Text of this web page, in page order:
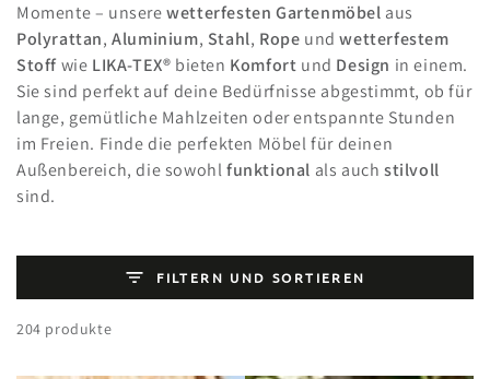
Momente – unserewetterfesten Gartenmöbel aus
Polyrattan,Aluminium, Stahl, Rope undwetterfestem
Stoffwie LIKA-TEX® bieten Komfort und Design in einem.
Sie sind perfekt auf deine Bedürfnisse abgestimmt, ob für
lange, gemütliche Mahlzeiten oder entspannte Stunden
im Freien. Finde die perfekten Möbel für deinen
Außenbereich, die sowohlfunktional als auchstilvoll
sind.
FILTERN UND SORTIEREN
204 produkte